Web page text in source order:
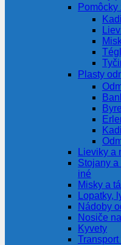
Plasty
Lieviky a
Stojany a
iné
Misky a
Lopatky,
Nádoby
Nosiče
Kyvety